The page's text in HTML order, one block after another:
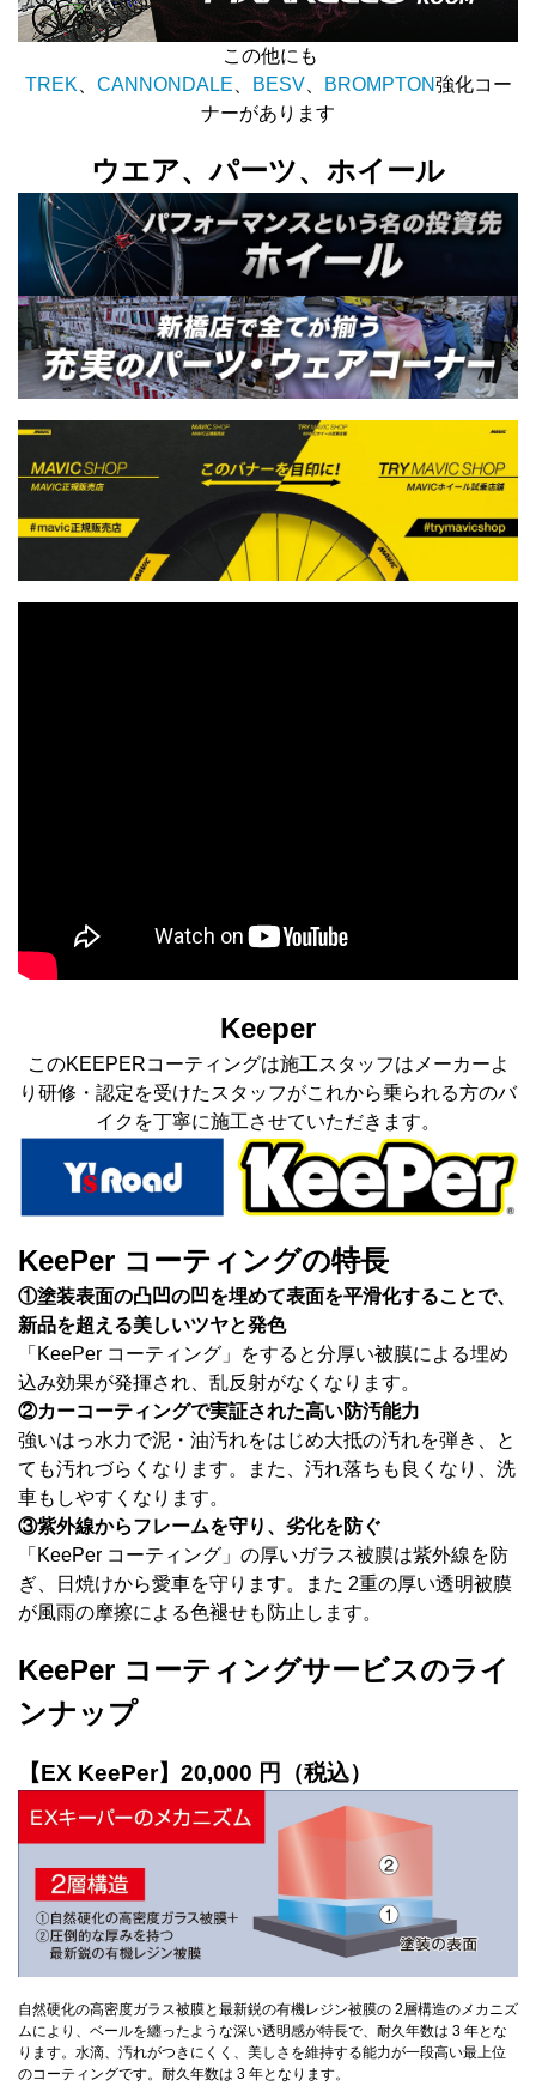
この他にも
TREK
CANNONDALE BESV、 BROMPTON強化コー
ナーがあります
ウエア、パーツ、ホイール
Keeper
このKEEPERコーティングは施工スタッフはメーカーよ
り研修・認定を受けたスタッフがこれから乗られる方のバ
イクを丁寧に施工させていただきます。
KeePer コーティングの特長
①塗装表面の凸凹の凹を埋めて表面を平滑化することで、
新品を超える美しいツヤと発色
「KeePer コーティング」をすると分厚い被膜による埋め
込み効果が発揮され、乱反射がなくなります。
②カーコーティングで実証された高い防汚能力
強いはっ水力で泥・油汚れをはじめ大抵の汚れを弾き、と
ても汚れづらくなります。また、汚れ落ちも良くなり、洗
車もしやすくなります。
③紫外線からフレームを守り、劣化を防ぐ
「KeePer コーティング」の厚いガラス被膜は紫外線を防
ぎ、日焼けから愛車を守ります。また 2重の厚い透明被膜
が風雨の摩擦による色褪せも防止します。
KeePer コーティングサービスのライ
ンナップ
【EX KeePer】20,000 円（税込）
自然硬化の高密度ガラス被膜と最新鋭の有機レジン被膜の 2層構造のメカニズ
ムにより、ベールを纏ったような深い透明感が特長で、耐久年数は 3 年とな
ります。水滴、汚れがつきにくく、美しさを維持する能力が一段高い最上位
のコーティングです。耐久年数は 3 年となります。